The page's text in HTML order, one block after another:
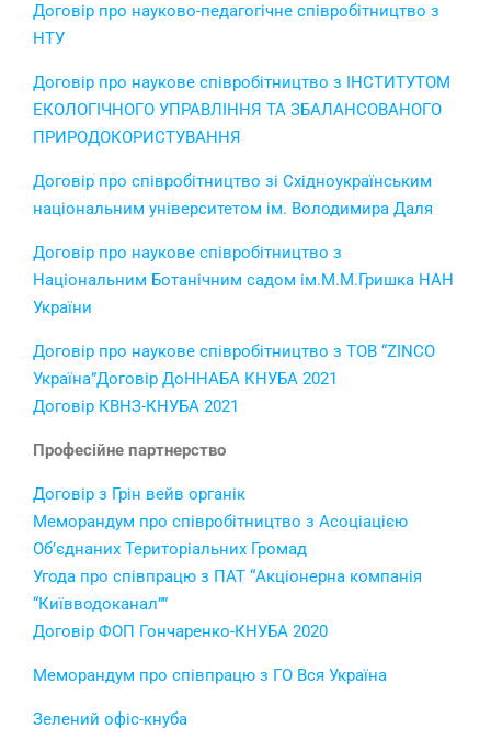
Договір про науково-педагогічне співробітництво з
НТУ
Договір про наукове співробітництво з ІНСТИТУТОМ
ЕКОЛОГІЧНОГО УПРАВЛІННЯ ТА ЗБАЛАНСОВАНОГО
ПРИРОДОКОРИСТУВАННЯ
Договір про співробітництво зі Східноукраїнським
національним університетом ім. Володимира Даля
Договір про наукове співробітництво з
Національним Ботанічним садом ім.М.М.Гришка НАН
України
Договір про наукове співробітництво з ТОВ “ZINCO
Україна”Договір ДоННАБА КНУБА 2021
Договір КВНЗ-КНУБА 2021
Професійне партнерство
Договір з Грін вейв органік
Меморандум про співробітництво з Асоціацією
Об’єднаних Територіальних Громад
Угода про співпрацю з ПАТ “Акціонерна компанія
“Київводоканал””
Договір ФОП Гончаренко-КНУБА 2020
Меморандум про співпрацю з ГО Вся Україна
Зелений офіс-кнуба